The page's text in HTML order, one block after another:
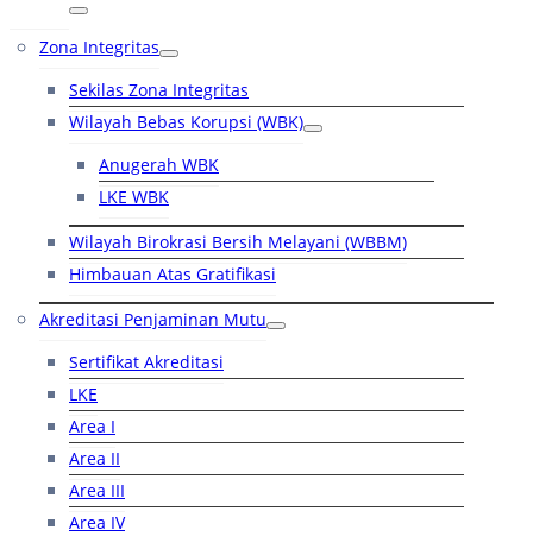
Zona Integritas
Sekilas Zona Integritas
Wilayah Bebas Korupsi (WBK)
Anugerah WBK
LKE WBK
Wilayah Birokrasi Bersih Melayani (WBBM)
Himbauan Atas Gratifikasi
Akreditasi Penjaminan Mutu
Sertifikat Akreditasi
LKE
Area I
Area II
Area III
Area IV